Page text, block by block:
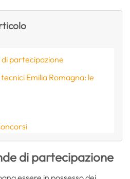
partecipazione
Emilia Romagna: le
di partecipazione